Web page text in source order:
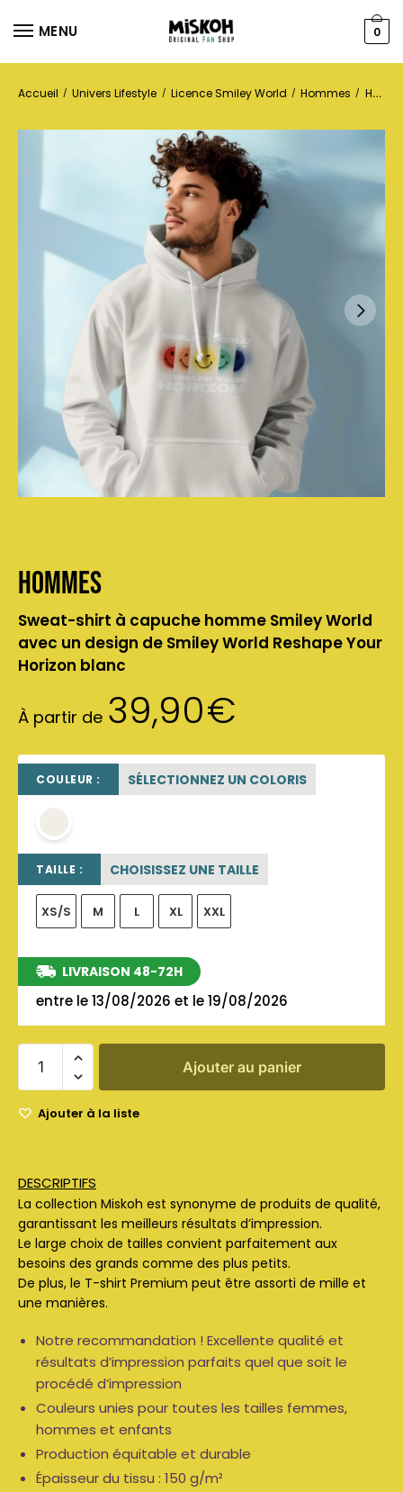
MENU 0
Accueil / Univers Lifestyle / Licence Smiley World / Hommes / Hoodies
Hommes
Sweat-shirt à capuche homme Smiley World
avec un design de Smiley World Reshape Your
Horizon blanc
À partir de 39,90€
COULEUR : SÉLECTIONNEZ UN COLORIS
TAILLE : CHOISISSEZ UNE TAILLE
XS/S M L XL XXL
LIVRAISON 48-72H
entre le 13/08/2026 et le 19/08/2026
Ajouter au panier
Ajouter à la liste
DESCRIPTIFS
La collection Miskoh est synonyme de produits de qualité,
garantissant les meilleurs résultats d’impression.
Le large choix de tailles convient parfaitement aux
besoins des grands comme des plus petits.
De plus, le T-shirt Premium peut être assorti de mille et
une manières.
Notre recommandation ! Excellente qualité et
résultats d’impression parfaits quel que soit le
procédé d’impression
Couleurs unies pour toutes les tailles femmes,
hommes et enfants
Production équitable et durable
Épaisseur du tissu : 150 g/m²